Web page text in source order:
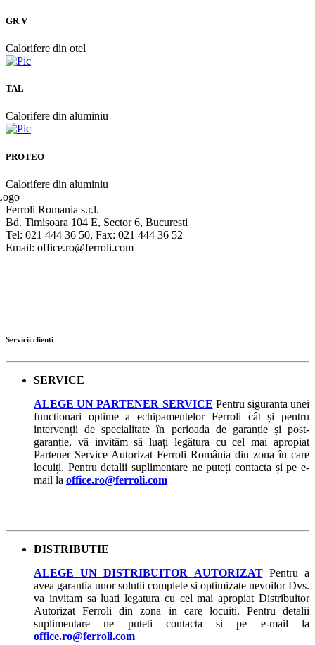
GR V
Calorifere din otel
TAL
Calorifere din aluminiu
PROTEO
Calorifere din aluminiu
Ferroli Romania s.r.l.
Bd. Timisoara 104 E, Sector 6, Bucuresti
Tel: 021 444 36 50, Fax: 021 444 36 52
Email: office.ro@ferroli.com
Servicii clienti
SERVICE
ALEGE UN PARTENER SERVICE Pentru siguranta unei
functionari optime a echipamentelor Ferroli cât și pentru
intervenții de specialitate în perioada de garanție și post-
garanție, vă invităm să luați legătura cu cel mai apropiat
Partener Service Autorizat Ferroli România din zona în care
locuiți. Pentru detalii suplimentare ne puteți contacta și pe e-
mail la office.ro@ferroli.com
DISTRIBUTIE
ALEGE UN DISTRIBUITOR AUTORIZAT Pentru a
avea garantia unor solutii complete si optimizate nevoilor Dvs.
va invitam sa luati legatura cu cel mai apropiat Distribuitor
Autorizat Ferroli din zona in care locuiti. Pentru detalii
suplimentare ne puteti contacta si pe e-mail la
office.ro@ferroli.com